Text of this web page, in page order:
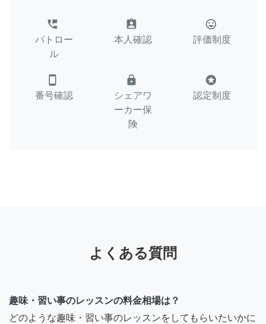
perm_phone_msg
パトロー
ル
assignment_ind
本人確認
tag_faces
評価制度
smartphone
番号確認
lock
シェアワ
ーカー保
険
stars
認定制度
よくある質問
趣味・習い事のレッスンの料金相場は？
どのような趣味・習い事のレッスンをしてもらいたいかに